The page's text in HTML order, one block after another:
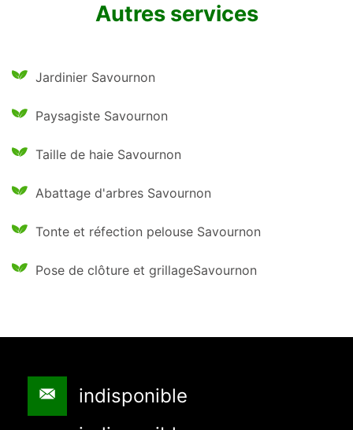
Autres services
Jardinier Savournon
Paysagiste Savournon
Taille de haie Savournon
Abattage d'arbres Savournon
Tonte et réfection pelouse Savournon
Pose de clôture et grillageSavournon
indisponible